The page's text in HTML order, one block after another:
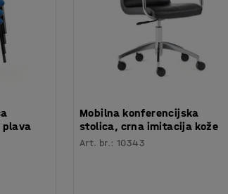
plava
Mobilna konferencijska
stolica, crna imitacija kože
Art. br.:10343